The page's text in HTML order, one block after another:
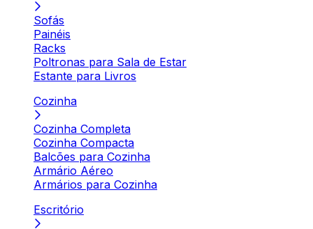
Sofás
Painéis
Racks
Poltronas para Sala de Estar
Estante para Livros
Cozinha
Cozinha Completa
Cozinha Compacta
Balcões para Cozinha
Armário Aéreo
Armários para Cozinha
Escritório